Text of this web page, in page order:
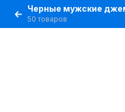
Черные мужские
50 товаров